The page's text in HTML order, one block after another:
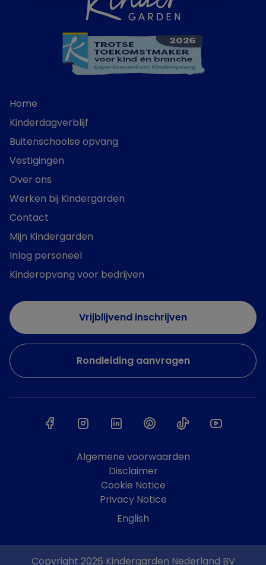
Home
Kinderdagverblijf
Buitenschoolse opvang
Vestigingen
Over ons
Werken bij Kindergarden
Contact
Mijn Kindergarden
Inlog personeel
Kinderopvang voor bedrijven
Vrijblijvend inschrijven
Rondleiding aanvragen
Algemene voorwaarden
Disclaimer
Cookie Notice
Privacy Notice
English
Copyright 2026 Kindergarden Nederland BV